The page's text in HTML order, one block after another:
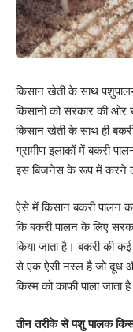
किसान खेती के साथ
किसानों को सरकार की ओर
किसान खेती के साथ ही
ग्रामीण इलाकों में बकरी
इस बिजनेस के रूप में करने
ऐसे में किसान बकरी पालन
कि बकरी पालन के लिए
किया जाता है। बकरी की
से एक ऐसी नस्ल है जो दूध
किस्म को काफी पाला जाता
तीन तरीके से पशु पालक